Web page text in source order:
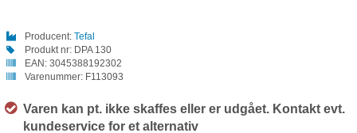
Producent: Tefal
Produkt nr: DPA 130
EAN: 3045388192302
Varenummer: F113093
Varen kan pt. ikke skaffes eller er udgået. Kontakt evt.
kundeservice for et alternativ